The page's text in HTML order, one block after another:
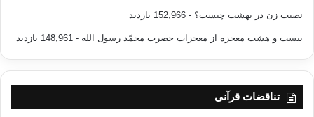
نصیب زن در بهشت چیست؟ - 152,966 بازدید
بیست و هشت معجزه از معجزات حضرت محمّد رسول الله - 148,961 بازدید
تناقضات قرآنی